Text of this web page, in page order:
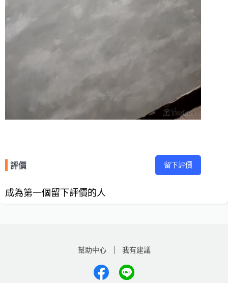
評價 留下評價
成為第一個留下評價的人
幫助中心 我有建議